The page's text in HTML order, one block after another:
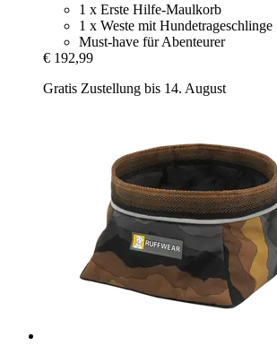
1 x Erste Hilfe-Maulkorb
1 x Weste mit Hundetrageschlinge
Must-have für Abenteurer
€ 192,99
Gratis Zustellung bis 14. August